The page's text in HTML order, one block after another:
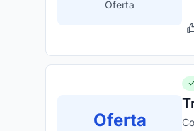
Oferta
Oferta